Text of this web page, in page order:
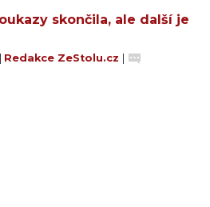
skončila, ale další je
Redakce ZeStolu.cz